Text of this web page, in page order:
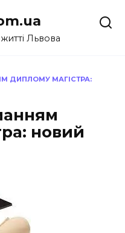
Львова
ДИПЛОМУ МАГІСТРА:
новий